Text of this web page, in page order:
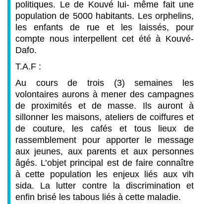
politiques. Le de Kouvé lui- même fait une
population de 5000 habitants. Les orphelins,
les enfants de rue et les laissés, pour
compte nous interpellent cet été à Kouvé-
Dafo.
T.A.F :
Au cours de trois (3) semaines les
volontaires aurons à mener des campagnes
de proximités et de masse. Ils auront à
sillonner les maisons, ateliers de coiffures et
de couture, les cafés et tous lieux de
rassemblement pour apporter le message
aux jeunes, aux parents et aux personnes
âgés. L’objet principal est de faire connaître
à cette population les enjeux liés aux vih
sida. La lutter contre la discrimination et
enfin brisé les tabous liés à cette maladie.